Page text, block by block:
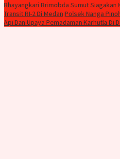
Bhayangkari Brimobda Sumut Siagakan
Transit RI-2 Di Medan Polsek Nanga
Api Dan Upaya Pemadaman Karhutla Di